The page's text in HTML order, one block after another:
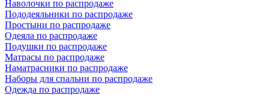
Наволочки по распродаже
Пододеяльники по распродаже
Простыни по распродаже
Одеяла по распродаже
Подушки по распродаже
Матрасы по распродаже
Наматрасники по распродаже
Наборы для спальни по распродаже
Одежда по распродаже